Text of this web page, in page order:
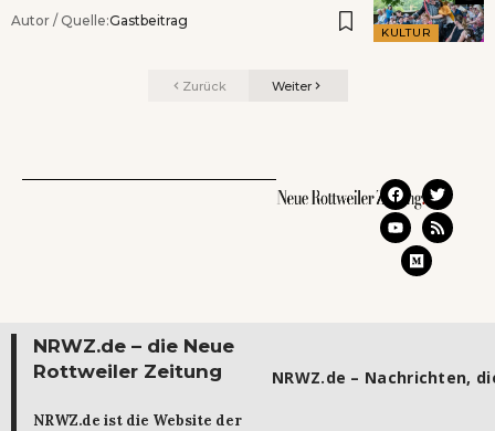
KULTUR
Autor / Quelle:Gastbeitrag
Zurück Weiter
NRWZ.de – die Neue
Rottweiler Zeitung
NRWZ.de ist die Website der
NRWZ.de – Nachrichten,